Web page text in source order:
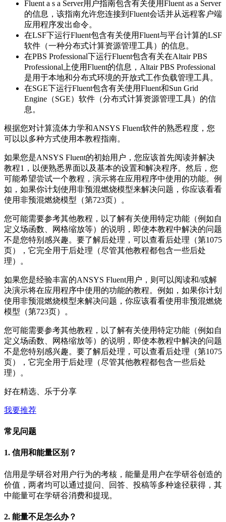
Fluent a s a Server用户指南包含有关使用Fluent as a Server
的信息，该指南允许您连接到Fluent会话并从远程客户端
应用程序发出命令。
在LSF下运行Fluent包含有关使用Fluent与平台计算的LSF
软件（一种分布式计算资源管理工具）的信息。
在PBS Professional下运行Fluent包含有关在Altair PBS
Professional上使用Fluent的信息，Altair PBS Professional
是用于本地和分布式环境的开放式工作负载管理工具。
在SGE下运行Fluent包含有关使用Fluent和Sun Grid
Engine（SGE）软件（分布式计算资源管理工具）的信
息。
根据您对计算流体力学和ANSYS Fluent软件的熟悉程度，您
可以以多种方式使用本教程指南。
如果您是ANSYS Fluent的初始用户，您应该首先阅读并解决
教程1，以便熟悉界面以及基本的设置和解决程序。然后，您
可能希望尝试一个教程，演示将在应用程序中使用的功能。例
如，如果你计划使用非预混燃烧模型来解决问题，你应该看看
使用非预混燃烧模型（第723页）。
您可能需要参考其他教程，以了解有关使用特定功能（例如自
定义场函数、网格缩放等）的说明，即使本教程中解决的问题
不是您特别感兴趣。要了解后处理，可以查看后处理（第1075
页），它完全用于后处理（尽管其他教程都包含一些后处
理）。
如果您是经验丰富的ANSYS Fluent用户，则可以阅读和/或解
决演示将在应用程序中使用的功能的教程。例如，如果你计划
使用非预混燃烧模型来解决问题，你应该看看使用非预混燃烧
模型（第723页）。
您可能需要参考其他教程，以了解有关使用特定功能（例如自
定义场函数、网格缩放等）的说明，即使本教程中解决的问题
不是您特别感兴趣。要了解后处理，可以查看后处理（第1075
页），它完全用于后处理（尽管其他教程都包含一些后处
理）。
好在精选、乐于分享
我要推荐
常见问题
1. 信用和能量区别？
信用是学研谷对用户行为的考核，能量是用户在学研谷创造的
价值，两者均可以通过提问、回答、投稿等多种途径获得，其
中能量可在学研谷消费和提现。
2. 能量不足怎么办？